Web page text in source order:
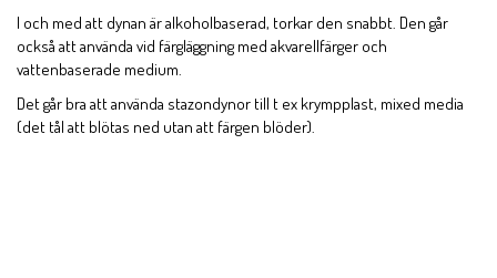
I och med att dynan är alkoholbaserad, torkar den snabbt. Den går
också att använda vid färgläggning med akvarellfärger och
vattenbaserade medium.
Det går bra att använda stazondynor till t ex krympplast, mixed media
(det tål att blötas ned utan att färgen blöder).